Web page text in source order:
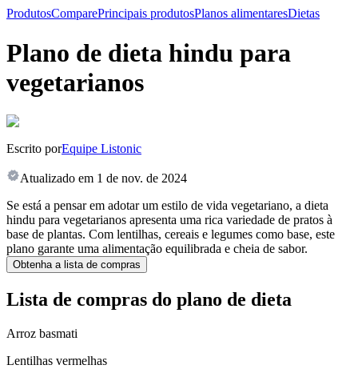
ProdutosComparePrincipais produtosPlanos alimentaresDietas
Plano de dieta hindu para
vegetarianos
Escrito porEquipe Listonic
Atualizado em 1 de nov. de 2024
Se está a pensar em adotar um estilo de vida vegetariano, a dieta
hindu para vegetarianos apresenta uma rica variedade de pratos à
base de plantas. Com lentilhas, cereais e legumes como base, este
plano garante uma alimentação equilibrada e cheia de sabor.
Obtenha a lista de compras
Lista de compras do plano de dieta
Arroz basmati
Lentilhas vermelhas